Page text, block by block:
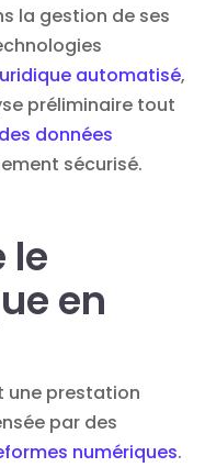
la gestion de ses
automatisé,
préliminaire tout
données
sécurisé.
le
en
une prestation
par des
numériques.